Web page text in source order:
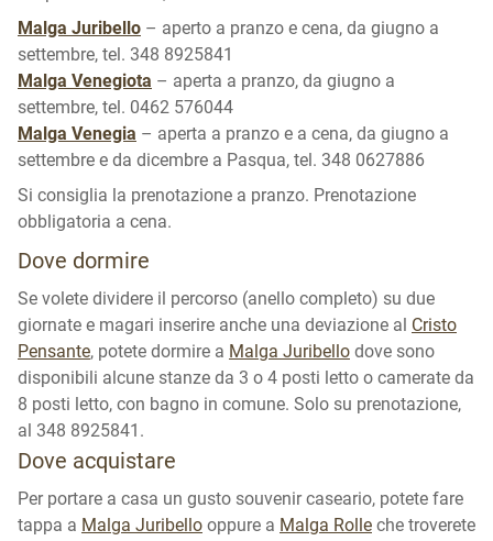
Malga Juribello – aperto a pranzo e cena, da giugno a
settembre, tel. 348 8925841
Malga Venegiota – aperta a pranzo, da giugno a
settembre, tel. 0462 576044
Malga Venegia – aperta a pranzo e a cena, da giugno a
settembre e da dicembre a Pasqua, tel. 348 0627886
Si consiglia la prenotazione a pranzo. Prenotazione
obbligatoria a cena.
Dove dormire
Se volete dividere il percorso (anello completo) su due
giornate e magari inserire anche una deviazione al Cristo
Pensante, potete dormire a Malga Juribello dove sono
disponibili alcune stanze da 3 o 4 posti letto o camerate da
8 posti letto, con bagno in comune. Solo su prenotazione,
al 348 8925841.
Dove acquistare
Per portare a casa un gusto souvenir caseario, potete fare
tappa a Malga Juribello oppure a Malga Rolle che troverete